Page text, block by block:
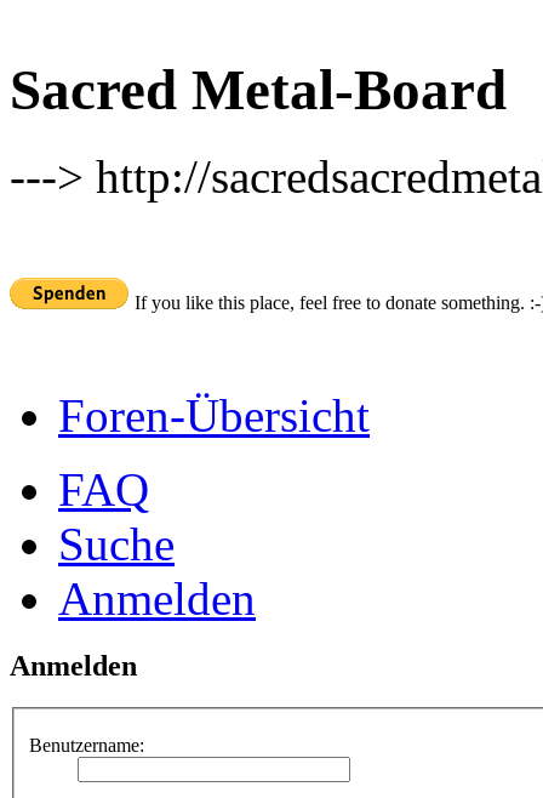
Sacred Metal-Board
---> http://
If you like this place, feel free to donate something.
Foren-Übersicht
FAQ
Suche
Anmelden
Anmelden
Benutzername: